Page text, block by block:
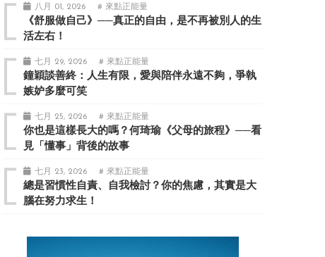
八月 01, 2026 # 來點正能量
《舒服做自己》──真正的自由，是不再被別人的生
活左右！
七月 29, 2026 # 來點正能量
鐘穎談善終：人生有限，愛與陪伴永遠不夠，爭執
嫉妒多麼可笑
七月 25, 2026 # 來點正能量
你也是這樣長大的嗎？何琦瑜《父母的旅程》──看
見「懂事」背後的故事
七月 23, 2026 # 來點正能量
總是習慣性自責、自我檢討？你的焦慮，其實是大
腦在努力求生！